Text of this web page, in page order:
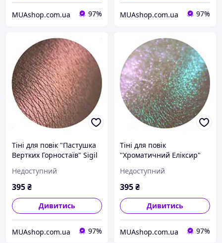
MUAshop.com.ua 97% MUAshop.com.ua 97%
Тіні для повік "Пастушка
Вертких Горностаїв" Sigil
мл
Недоступний
395₴
Дивитись
MUAshop.com.ua 97%
Тіні для повік
"Хроматичний Еліксир"
Tanuka, 1 мл
Недоступний
395₴
Дивитись
MUAshop.com.ua 97%